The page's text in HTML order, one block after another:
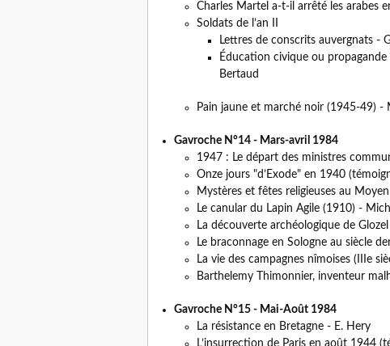
Charles Martel a-t-il arrêté les arabes
Soldats de l’an II
Lettres de conscrits auvergnats -
Éducation civique ou propagande
Bertaud
Pain jaune et marché noir (1945-49) -
Gavroche N°14 - Mars-avril 1984
1947 : Le départ des ministres
Onze jours "d’Exode" en 1940
Mystères et fêtes religieuses au
Le canular du Lapin Agile (1910) -
La découverte archéologique de
Le braconnage en Sologne au siècle
La vie des campagnes nîmoises (IIIe
Barthelemy Thimonnier, inventeur
Gavroche N°15 - Mai-Août 1984
La résistance en Bretagne - E. Hery
L’insurrection de Paris en août 1944